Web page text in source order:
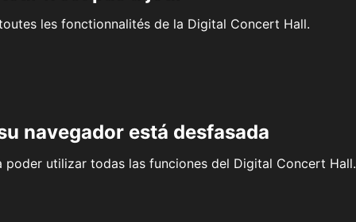
les fonctionnalités de la Digital Concert Hall.
navegador está desfasada
utilizar todas las funciones del Digital Concert Hall.